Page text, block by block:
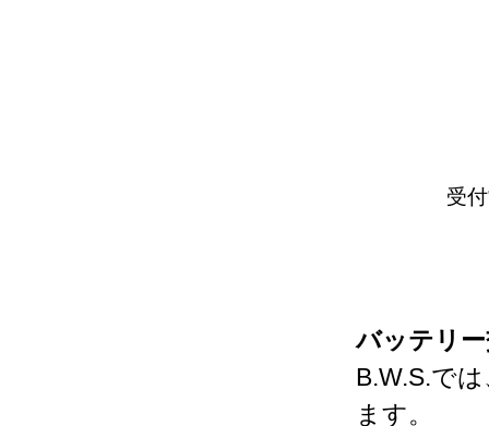
受
バッテリ
B.W.S.で
ます。